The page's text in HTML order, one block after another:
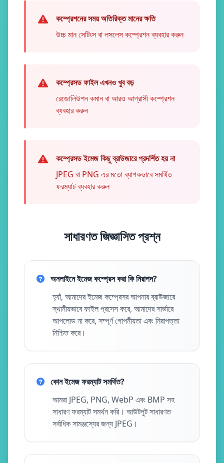
কম্প্রেশনের সময় অতিরিক্ত মানের ক্ষতি
উচ্চ মান সেটিংস বা লসলেস কম্প্রেশন ব্যবহার করুন
কম্প্রেসড ফাইল এখনও খুব বড়
রেজোলিউশন কমান বা আরও আগ্রাসী কম্প্রেশন
ব্যবহার করুন
কম্প্রেসড ইমেজ কিছু ব্রাউজারে প্রদর্শিত হয় না
JPEG বা PNG এর মতো ব্যাপকভাবে সমর্থিত
ফরম্যাট ব্যবহার করুন
সাধারণত জিজ্ঞাসিত প্রশ্ন
অনলাইনে ইমেজ কম্প্রেস করা কি নিরাপদ?
হ্যাঁ, আমাদের ইমেজ কম্প্রেসর আপনার ব্রাউজারে
স্থানীয়ভাবে ফাইল প্রসেস করে, আমাদের সার্ভারে
আপলোড না করে, সম্পূর্ণ গোপনীয়তা এবং নিরাপত্তা
নিশ্চিত করে।
কোন ইমেজ ফরম্যাট সমর্থিত?
আমরা JPEG, PNG, WebP এবং BMP সহ
সাধারণ ফরম্যাট সমর্থন করি। আউটপুট সাধারণত
সর্বাধিক সামঞ্জস্যের জন্য JPEG।